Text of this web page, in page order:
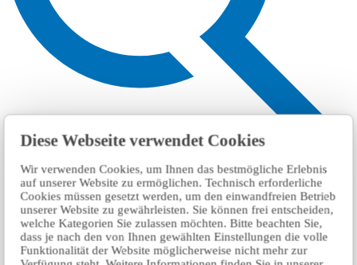
Diese Webseite verwendet Cookies
Wir verwenden Cookies, um Ihnen das bestmögliche Erlebnis
auf unserer Website zu ermöglichen. Technisch erforderliche
Cookies müssen gesetzt werden, um den einwandfreien Betrieb
unserer Website zu gewährleisten. Sie können frei entscheiden,
welche Kategorien Sie zulassen möchten. Bitte beachten Sie,
dass je nach den von Ihnen gewählten Einstellungen die volle
Funktionalität der Website möglicherweise nicht mehr zur
Suchen